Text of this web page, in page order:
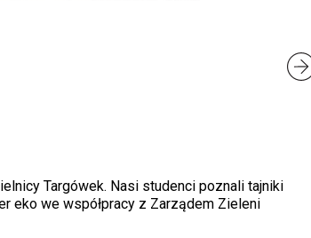
Targówek. Nasi studenci poznali tajniki
eko we współpracy z Zarządem Zieleni